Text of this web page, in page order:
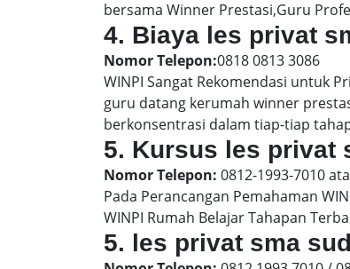
bersama Winner Prestasi,Guru
4. Biaya les privat
Nomor Telepon:0818 0813 3086
WINPI Sangat Rekomendasi untuk
guru datang kerumah winner
berkonsentrasi dalam tiap-tiap
5. Kursus les privat
Nomor Telepon: 0812-1993-7010
Pada Perancangan Pemahaman
WINPI Rumah Belajar Tahapan
5. les privat sma